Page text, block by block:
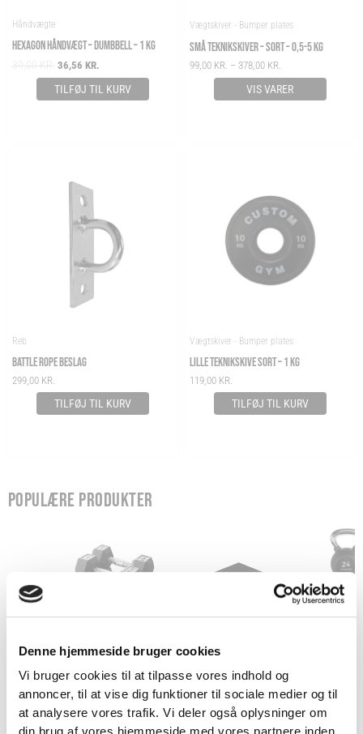
Denne hjemmeside bruger cookies
Vi bruger cookies til at tilpasse vores indhold og
annoncer, til at vise dig funktioner til sociale medier og til
at analysere vores trafik. Vi deler også oplysninger om
Håndvægte
HEXAGON HÅNDVÆGT – DUMBBELL – 1 KG
36,56 KR.
TILFØJ TIL KURV
Vægtskiver - Bumper plates
SMÅ TEKNIKSKIVER – SORT – 0,5-5 KG
99,00 KR. – 378,00 KR.
VIS VARER
Reb
BATTLE ROPE BESLAG
299,00 KR.
TILFØJ TIL KURV
Vægtskiver - Bumper plates
LILLE TEKNIKSKIVE SORT – 1 KG
119,00 KR.
TILFØJ TIL KURV
POPULÆRE PRODUKTER
HEXAGON HÅNDVÆGTE -
DUMBBELLS - 1-45 KG
SORT GUMMIFLISE - 15
MM - 100X100 CM
VIND 2 VALGFRIE HÅNDVÆGTE 💥
Tilmeld dig nyhedsbrevet og deltag i